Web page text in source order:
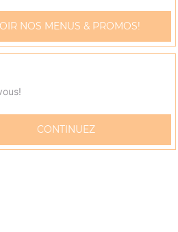
hachée, oeuf
NOS MENUS & PROMOS!
CONTINUEZ